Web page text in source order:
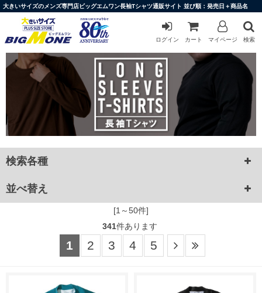
大きいサイズのメンズ専門店ビッグエムワン長袖Tシャツ通販サイト 並び順：発売日＋商品名
ログイン カート マイページ 検索
検索各種
並べ替え
[1～50件]
341件あります
1 2 3 4 5